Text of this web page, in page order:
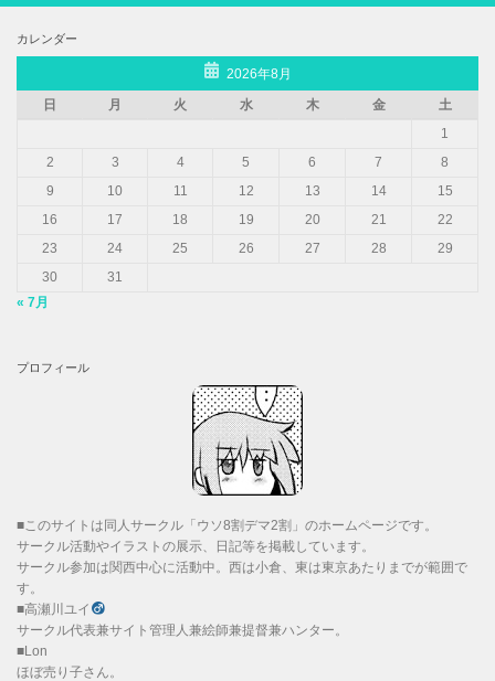
カレンダー
2026年8月
日
月 火 水 木 金
土
1
2
3 4 5 6 7
8
9
10 11 12 13 14
15
16
17 18 19 20 21
22
23
24 25 26 27 28
29
30
31
« 7月
プロフィール
■このサイトは同人サークル「ウソ8割デマ2割」のホームページです。
サークル活動やイラストの展示、日記等を掲載しています。
サークル参加は関西中心に活動中。西は小倉、東は東京あたりまでが範囲で
す。
■高瀬川ユイ
サークル代表兼サイト管理人兼絵師兼提督兼ハンター。
■Lon
ほぼ売り子さん。